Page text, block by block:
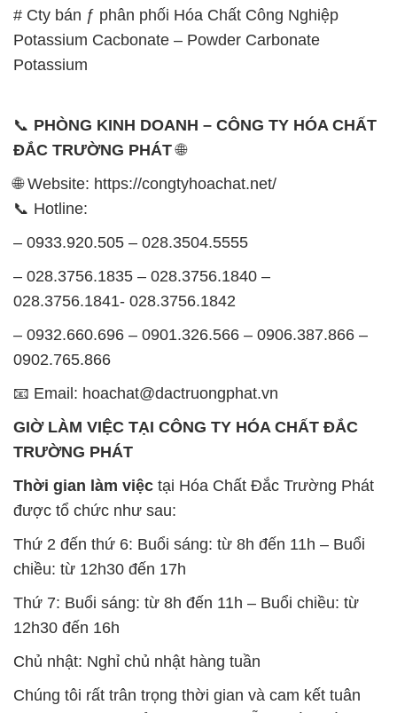
# Cty bán ƒ phân phối Hóa Chất Công Nghiệp
Potassium Cacbonate – Powder Carbonate
Potassium
📞 PHÒNG KINH DOANH – CÔNG TY HÓA CHẤT
ĐẮC TRƯỜNG PHÁT🌐
🌐 Website: https://congtyhoachat.net/
📞 Hotline:
– 0933.920.505 – 028.3504.5555
– 028.3756.1835 – 028.3756.1840 –
028.3756.1841- 028.3756.1842
– 0932.660.696 – 0901.326.566 – 0906.387.866 –
0902.765.866
📧 Email: hoachat@dactruongphat.vn
GIỜ LÀM VIỆC TẠI CÔNG TY HÓA CHẤT ĐẮC
TRƯỜNG PHÁT
Thời gian làm việc tại Hóa Chất Đắc Trường Phát
được tổ chức như sau:
Thứ 2 đến thứ 6: Buổi sáng: từ 8h đến 11h – Buổi
chiều: từ 12h30 đến 17h
Thứ 7: Buổi sáng: từ 8h đến 11h – Buổi chiều: từ
12h30 đến 16h
Chủ nhật: Nghỉ chủ nhật hàng tuần
Chúng tôi rất trân trọng thời gian và cam kết tuân